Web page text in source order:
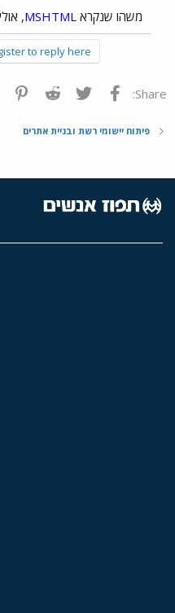
משהו שנקרא MSHTML
,
to reply here.
Share: פייסבוק Twitter
Reddit
פיתוח יישומי רשת ובניית אתרים